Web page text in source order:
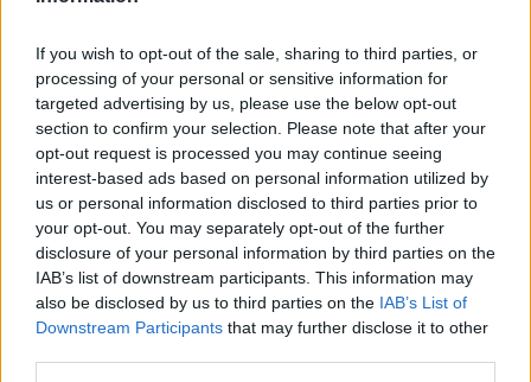
If you wish to opt-out of the sale, sharing to third parties, or
processing of your personal or sensitive information for
targeted advertising by us, please use the below opt-out
section to confirm your selection. Please note that after your
opt-out request is processed you may continue seeing
interest-based ads based on personal information utilized by
us or personal information disclosed to third parties prior to
your opt-out. You may separately opt-out of the further
disclosure of your personal information by third parties on the
IAB’s list of downstream participants. This information may
also be disclosed by us to third parties on the IAB’s List of
Downstream Participants that may further disclose it to other
Kövess minket, és értesülj a friss hírekről a
Facebookon is!